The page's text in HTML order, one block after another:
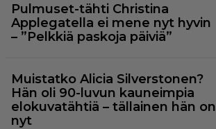
Pulmuset-tähti Christina
Applegatella ei mene nyt hyvin
– ”Pelkkiä paskoja päiviä”
Muistatko Alicia Silverstonen?
Hän oli 90-luvun kauneimpia
elokuvatähtiä – tällainen hän on
nyt